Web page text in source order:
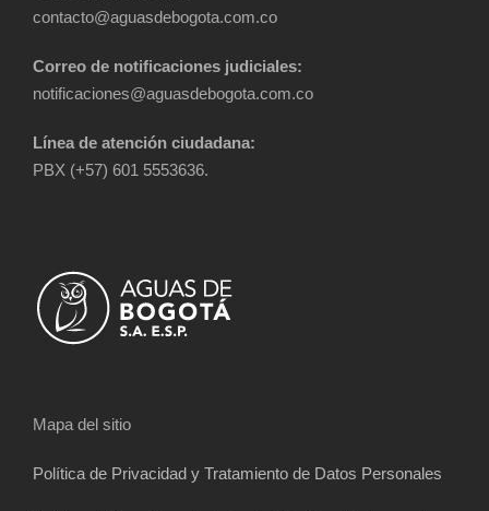
contacto@aguasdebogota.com.co
Correo de notificaciones judiciales:
notificaciones@aguasdebogota.com.co
Línea de atención ciudadana:
PBX (+57) 601 5553636.
Mapa del sitio
Política de Privacidad y Tratamiento de Datos Personales